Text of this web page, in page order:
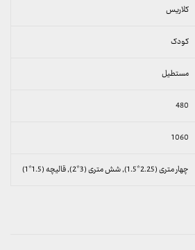
کلاریس
کودک
مستطیل
480
1060
چهار متری (2.25*1.5), شش متری (3*2), قالیچه (1.5*1)